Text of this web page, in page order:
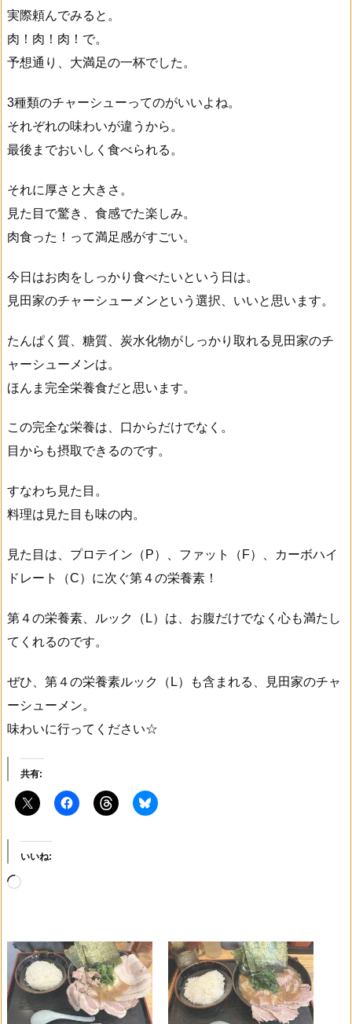
実際頼んでみると。
肉！肉！肉！で。
予想通り、大満足の一杯でした。
3種類のチャーシューってのがいいよね。
それぞれの味わいが違うから。
最後までおいしく食べられる。
それに厚さと大きさ。
見た目で驚き、食感でた楽しみ。
肉食った！って満足感がすごい。
今日はお肉をしっかり食べたいという日は。
見田家のチャーシューメンという選択、いいと思います。
たんぱく質、糖質、炭水化物がしっかり取れる見田家のチ
ャーシューメンは。
ほんま完全栄養食だと思います。
この完全な栄養は、口からだけでなく。
目からも摂取できるのです。
すなわち見た目。
料理は見た目も味の内。
見た目は、プロテイン（P）、ファット（F）、カーボハイ
ドレート（C）に次ぐ第４の栄養素！
第４の栄養素、ルック（L）は、お腹だけでなく心も満たし
てくれるのです。
ぜひ、第４の栄養素ルック（L）も含まれる、見田家のチャ
ーシューメン。
味わいに行ってください☆
共有:
いいね:
み
中…